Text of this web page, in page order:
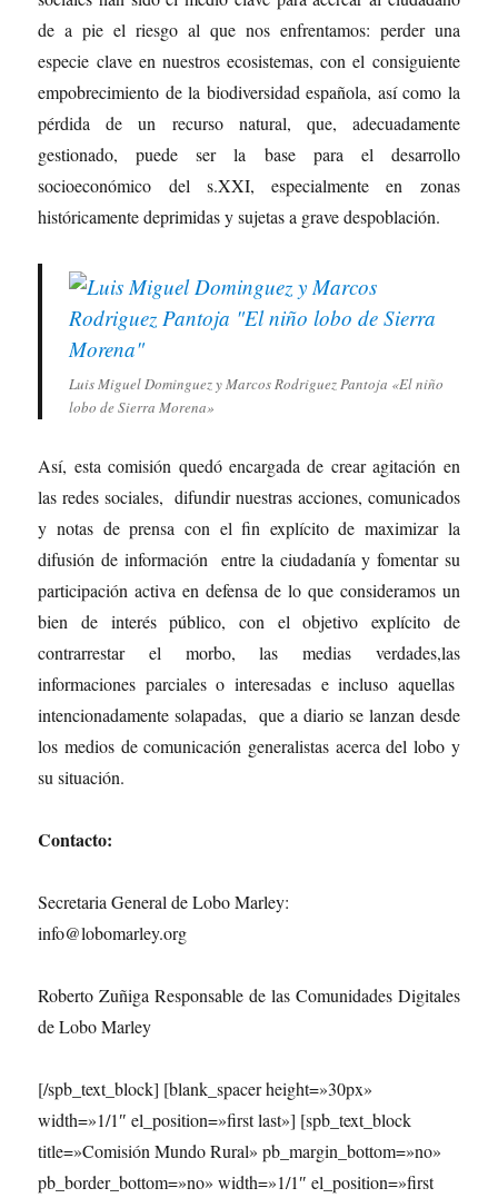
de a pie el riesgo al que nos enfrentamos: perder una
especie clave en nuestros ecosistemas, con el consiguiente
empobrecimiento de la biodiversidad española, así como la
pérdida de un recurso natural, que, adecuadamente
gestionado, puede ser la base para el desarrollo
socioeconómico del s.XXI, especialmente en zonas
históricamente deprimidas y sujetas a grave despoblación.
Luis Miguel Dominguez y Marcos Rodriguez Pantoja «El niño
lobo de Sierra Morena»
Así, esta comisión quedó encargada de crear agitación en
las redes sociales, difundir nuestras acciones, comunicados
y notas de prensa con el fin explícito de maximizar la
difusión de información entre la ciudadanía y fomentar su
participación activa en defensa de lo que consideramos un
bien de interés público, con el objetivo explícito de
contrarrestar el morbo, las medias verdades,las
informaciones parciales o interesadas e incluso aquellas
intencionadamente solapadas, que a diario se lanzan desde
los medios de comunicación generalistas acerca del lobo y
su situación.
Contacto:
Secretaria General de Lobo Marley:
info@lobomarley.org
Roberto Zuñiga Responsable de las Comunidades Digitales
de Lobo Marley
[/spb_text_block] [blank_spacer height=»30px»
width=»1/1″ el_position=»first last»] [spb_text_block
title=»Comisión Mundo Rural» pb_margin_bottom=»no»
pb_border_bottom=»no» width=»1/1″ el_position=»first